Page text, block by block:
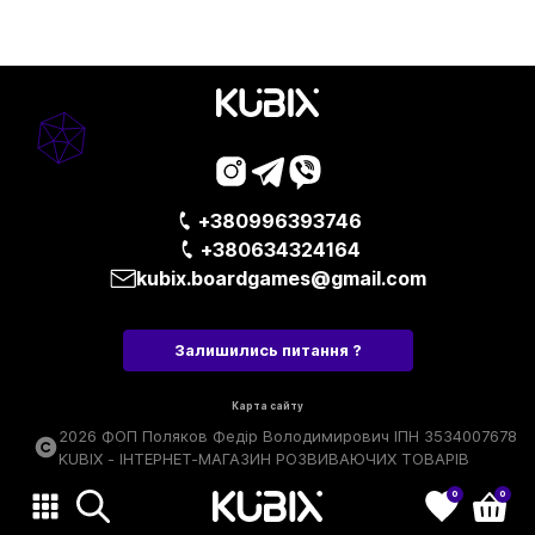
+380996393746
+380634324164
kubix.boardgames@gmail.com
Залишились питання ?
Карта сайту
2026 ФОП Поляков Федір Володимирович ІПН 3534007678
KUBIX - ІНТЕРНЕТ-МАГАЗИН РОЗВИВАЮЧИХ ТОВАРІВ
0 0